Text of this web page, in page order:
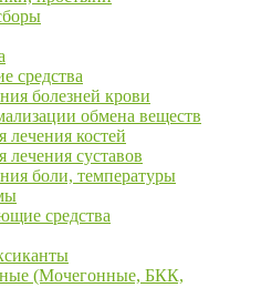
средства
болезней крови
обмена веществ
лечения костей
лечения суставов
боли, температуры
средства
(Мочегонные, БКК,